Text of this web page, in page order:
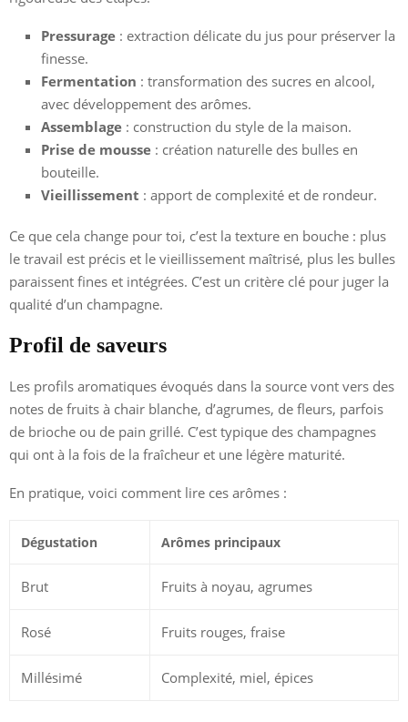
Pressurage : extraction délicate du jus pour préserver la
finesse.
Fermentation : transformation des sucres en alcool,
avec développement des arômes.
Assemblage : construction du style de la maison.
Prise de mousse : création naturelle des bulles en
bouteille.
Vieillissement : apport de complexité et de rondeur.
Ce que cela change pour toi, c’est la texture en bouche : plus
le travail est précis et le vieillissement maîtrisé, plus les bulles
paraissent fines et intégrées. C’est un critère clé pour juger la
qualité d’un champagne.
Profil de saveurs
Les profils aromatiques évoqués dans la source vont vers des
notes de fruits à chair blanche, d’agrumes, de fleurs, parfois
de brioche ou de pain grillé. C’est typique des champagnes
qui ont à la fois de la fraîcheur et une légère maturité.
En pratique, voici comment lire ces arômes :
Dégustation Arômes principaux
Brut Fruits à noyau, agrumes
Rosé Fruits rouges, fraise
Millésimé Complexité, miel, épices